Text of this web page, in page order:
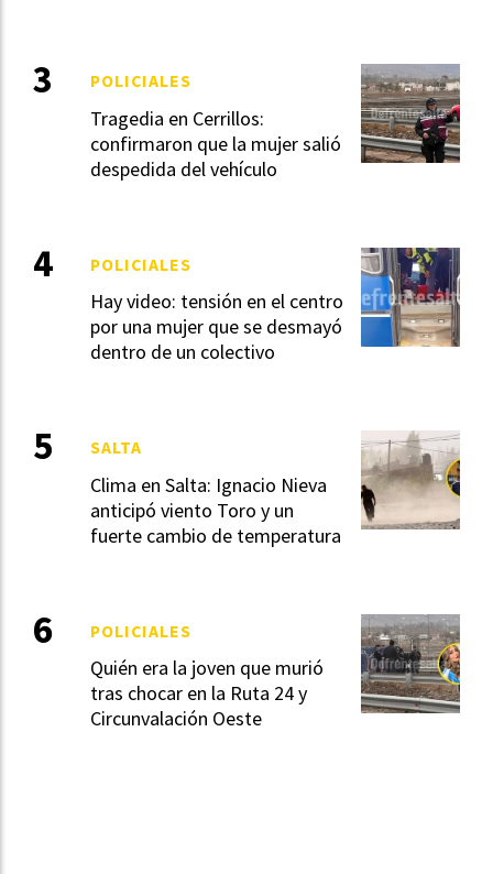
Tragedia en Cerrillos:
confirmaron que la mujer salió
despedida del vehículo
POLICIALES
Hay video: tensión en el centro
por una mujer que se desmayó
dentro de un colectivo
POLICIALES
Clima en Salta: Ignacio Nieva
anticipó viento Toro y un
fuerte cambio de temperatura
SALTA
Quién era la joven que murió
tras chocar en la Ruta 24 y
Circunvalación Oeste
POLICIALES